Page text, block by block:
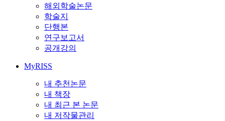
해외학술논문
학술지
단행본
연구보고서
공개강의
MyRISS
내 추천논문
내 책장
내 최근 본 논문
내 저작물관리